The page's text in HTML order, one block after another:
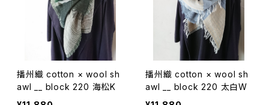
播州織 cotton × wool sh
awl __ block 220 海松K
播州織 cotton × wool sh
awl __ block 220 太白W